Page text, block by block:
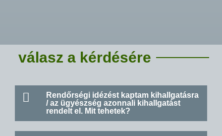
válasz a kérdésére
Rendőrségi idézést kaptam kihallgatásra
/ az ügyészség azonnali kihallgatást
rendelt el. Mit tehetek?